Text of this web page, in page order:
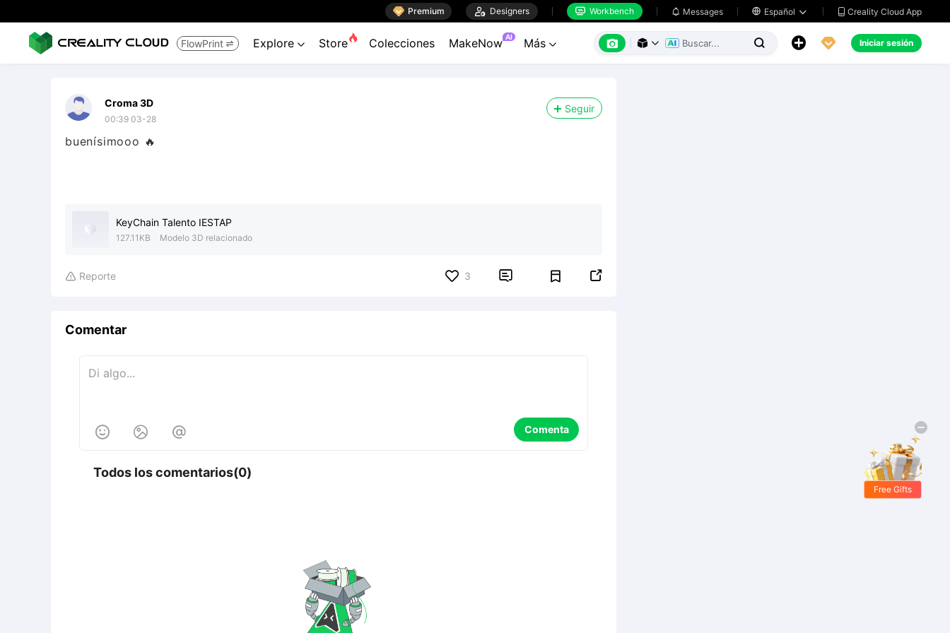
 Premium  Designers  Workbench  Messages  Español   Creality Cloud App
FlowPrint  Explore  Store Colecciones MakeNow AI Más        Iniciar sesión
Croma 3D
00:39 03-28
Seguir
buenísimooo 🔥
KeyChain Talento IESTAP
127.11KB Modelo 3D relacionado
 Reporte 3  
Comentar
   Comenta
Todos los comentarios(0)
Free Gifts